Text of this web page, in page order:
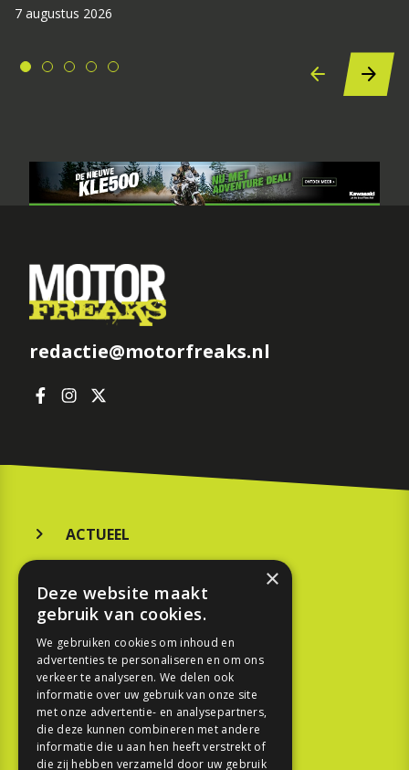
7 augustus 2026
redactie@motorfreaks.nl
ACTUEEL
KOOPGIDS
TESTEN
SPORT
REPORTAGE
×
Deze website maakt
gebruik van cookies.
We gebruiken cookies om inhoud en
advertenties te personaliseren en om ons
verkeer te analyseren. We delen ook
informatie over uw gebruik van onze site
met onze advertentie- en analysepartners,
die deze kunnen combineren met andere
informatie die u aan hen heeft verstrekt of
die zij hebben verzameld door uw gebruik